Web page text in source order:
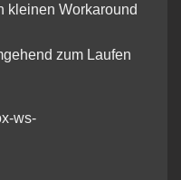
kleinen Workaround
zum Laufen
ws-